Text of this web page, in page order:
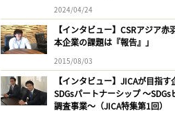
2024/04/24
【インタビュー】CSRアジア赤
本企業の課題は『報告』」
2015/08/03
【インタビュー】JICAが目指す
SDGsパートナーシップ 〜SDGs
調査事業〜（JICA特集第1回）